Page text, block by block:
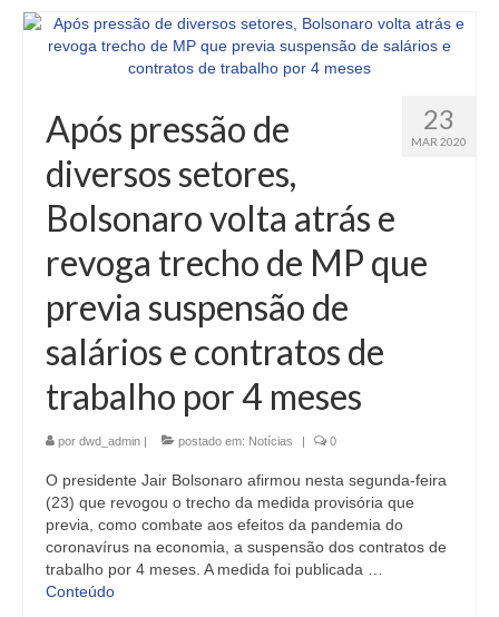
23
MAR 2020
Após pressão de
diversos setores,
Bolsonaro volta atrás e
revoga trecho de MP que
previa suspensão de
salários e contratos de
trabalho por 4 meses
por dwd_admin | postado em: Notícias | 0
O presidente Jair Bolsonaro afirmou nesta segunda-feira
(23) que revogou o trecho da medida provisória que
previa, como combate aos efeitos da pandemia do
coronavírus na economia, a suspensão dos contratos de
trabalho por 4 meses. A medida foi publicada …
Conteúdo